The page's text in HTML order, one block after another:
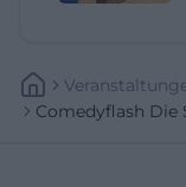
Comedyflash Die